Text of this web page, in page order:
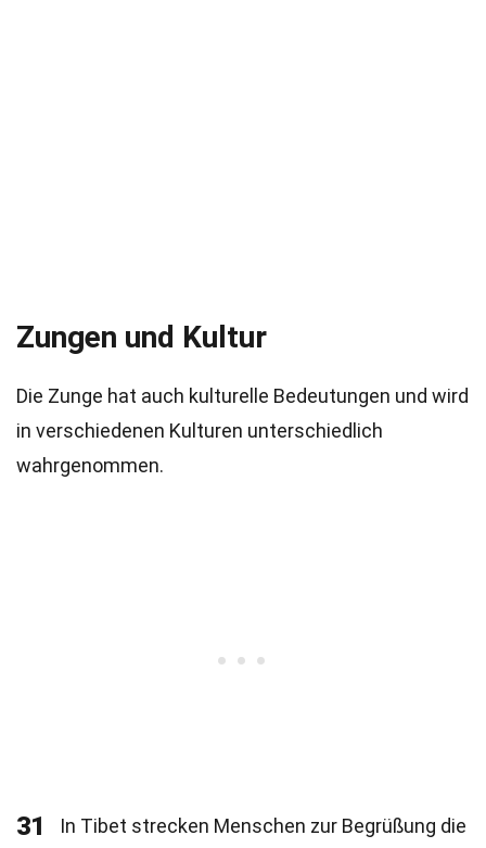
Zungen und Kultur
Die Zunge hat auch kulturelle Bedeutungen und wird
in verschiedenen Kulturen unterschiedlich
wahrgenommen.
31
In Tibet strecken Menschen zur Begrüßung die